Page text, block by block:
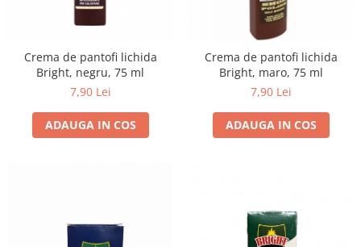
Crema de pantofi lichida
Bright, negru, 75 ml
7,90 Lei
ADAUGA IN COS
Crema de pantofi lichida
Bright, maro, 75 ml
7,90 Lei
ADAUGA IN COS